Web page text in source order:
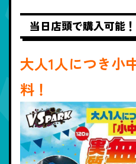
当日店頭で購入可能！
大人1人につき小
料！